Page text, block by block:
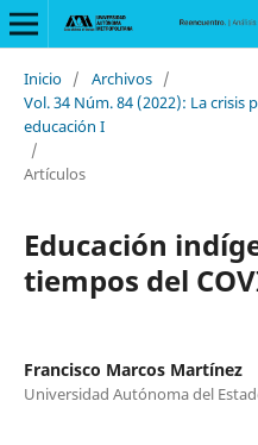
Inicio / Archivos /
Vol. 34 Núm. 84 (2022): La
educación I
/
Artículos
Educación
tiempos del
Francisco Marcos Martínez
Universidad Autónoma del